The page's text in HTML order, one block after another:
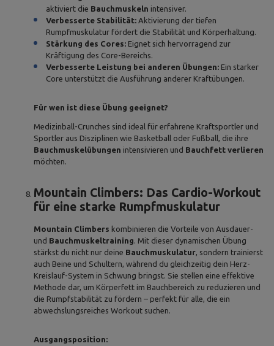
aktiviert die Bauchmuskeln intensiver.
Verbesserte Stabilität: Aktivierung der tiefen
Rumpfmuskulatur fördert die Stabilität und Körperhaltung.
Stärkung des Cores: Eignet sich hervorragend zur
Kräftigung des Core-Bereichs.
Verbesserte Leistung bei anderen Übungen: Ein starker
Core unterstützt die Ausführung anderer Kraftübungen.
Für wen ist diese Übung geeignet?
Medizinball-Crunches sind ideal für erfahrene Kraftsportler und
Sportler aus Disziplinen wie Basketball oder Fußball, die ihre
Bauchmuskelübungen intensivieren und Bauchfett verlieren
möchten.
Mountain Climbers: Das Cardio-Workout
für eine starke Rumpfmuskulatur
Mountain Climbers kombinieren die Vorteile von Ausdauer-
und Bauchmuskeltraining . Mit dieser dynamischen Übung
stärkst du nicht nur deine Bauchmuskulatur , sondern trainierst
auch Beine und Schultern, während du gleichzeitig dein Herz-
Kreislauf-System in Schwung bringst. Sie stellen eine effektive
Methode dar, um Körperfett im Bauchbereich zu reduzieren und
die Rumpfstabilität zu fördern – perfekt für alle, die ein
abwechslungsreiches Workout suchen.
Ausgangsposition: